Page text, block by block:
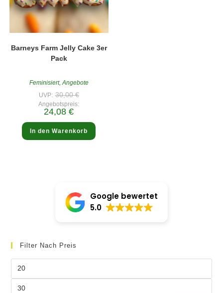
Barneys Farm Jelly Cake 3er
Pack
Feminisiert,Angebote
UVP: 30,00€Ursprünglicher
Preis
war:
Angebotspreis:
24,08€Aktueller
ist:
24,08 €.
In den Warenkorb
Google bewertet
5.0
Filter Nach Preis